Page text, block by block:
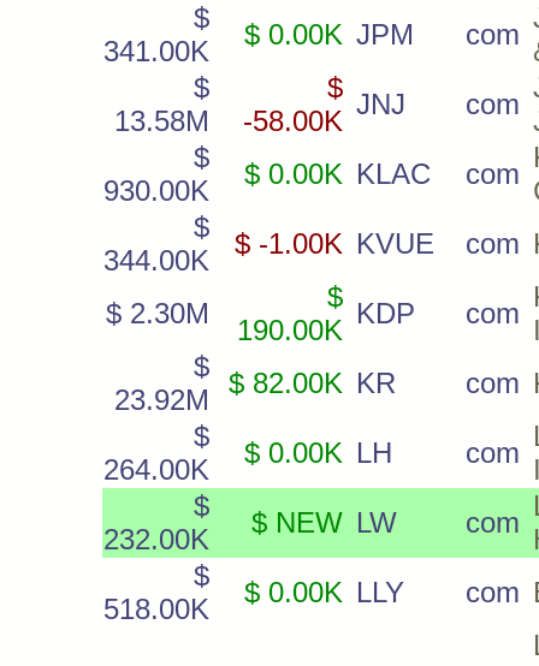
$
341.00K
$ 0.00K JPM com
$
13.58M
$
-58.00K
JNJ com
$
930.00K
$ 0.00K KLAC com
$
344.00K
$ -1.00K KVUE com
$ 2.30M
$
190.00K
KDP com
$
23.92M
$ 82.00K KR com
$
264.00K
$ 0.00K LH com
$
232.00K
$ NEW LW com
$
518.00K
$ 0.00K LLY com